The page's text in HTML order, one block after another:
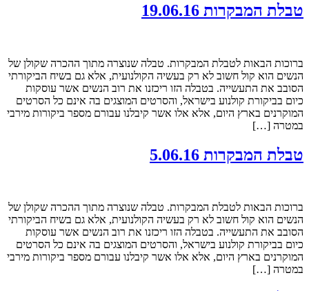
טבלת המבקרות 19.06.16
ברוכות הבאות לטבלת המבקרות. טבלה שנוצרה מתוך ההכרה שקולן של
הנשים הוא קול חשוב לא רק בעשיה הקולנועית, אלא גם בשיח הביקורתי
הסובב את התעשייה. בטבלה הזו ריכזנו את רוב הנשים אשר עוסקות
כיום בביקורת קולנוע בישראל, והסרטים המוצגים בה אינם כל הסרטים
המוקרנים בארץ היום, אלא אלו אשר קיבלנו עבורם מספר ביקורות מירבי
במטרה […]
טבלת המבקרות 5.06.16
ברוכות הבאות לטבלת המבקרות. טבלה שנוצרה מתוך ההכרה שקולן של
הנשים הוא קול חשוב לא רק בעשיה הקולנועית, אלא גם בשיח הביקורתי
הסובב את התעשייה. בטבלה הזו ריכזנו את רוב הנשים אשר עוסקות
כיום בביקורת קולנוע בישראל, והסרטים המוצגים בה אינם כל הסרטים
המוקרנים בארץ היום, אלא אלו אשר קיבלנו עבורם מספר ביקורות מירבי
במטרה […]